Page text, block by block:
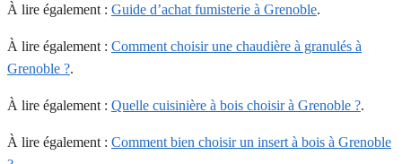
À lire également : Guide d’achat fumisterie à Grenoble.
À lire également : Comment choisir une chaudière à granulés à
Grenoble ?.
À lire également : Quelle cuisinière à bois choisir à Grenoble ?.
À lire également : Comment bien choisir un insert à bois à Grenoble